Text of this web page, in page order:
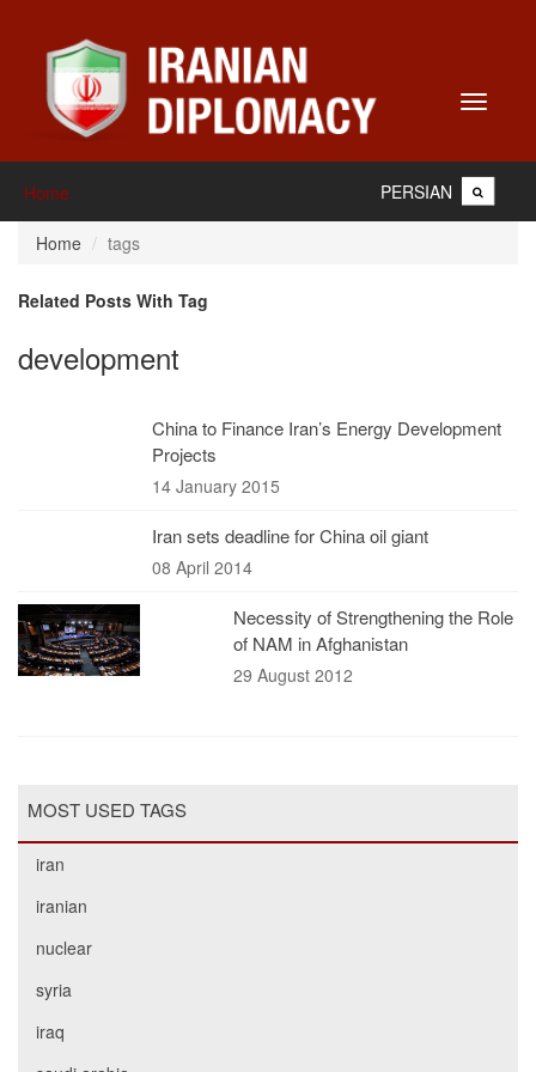
Toggle
Home PERSIAN
Home tags
Related Posts With Tag
development
China to Finance Iran’s Energy Development
Projects
14 January 2015
Iran sets deadline for China oil giant
08 April 2014
Necessity of Strengthening the Role
of NAM in Afghanistan
29 August 2012
MOST USED TAGS
iran
iranian
nuclear
syria
iraq